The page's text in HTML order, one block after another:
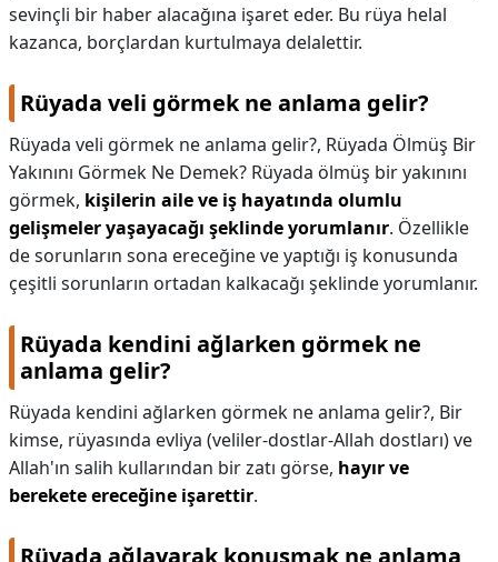
sevinçli bir haber alacağına işaret eder. Bu rüya helal
kazanca, borçlardan kurtulmaya delalettir.
Rüyada veli görmek ne anlama gelir?
Rüyada veli görmek ne anlama gelir?, Rüyada Ölmüş Bir
Yakınını Görmek Ne Demek? Rüyada ölmüş bir yakınını
görmek, kişilerin aile ve iş hayatında olumlu
gelişmeler yaşayacağı şeklinde yorumlanır. Özellikle
de sorunların sona ereceğine ve yaptığı iş konusunda
çeşitli sorunların ortadan kalkacağı şeklinde yorumlanır.
Rüyada kendini ağlarken görmek ne
anlama gelir?
Rüyada kendini ağlarken görmek ne anlama gelir?, Bir
kimse, rüyasında evliya (veliler-dostlar-Allah dostları) ve
Allah'ın salih kullarından bir zatı görse, hayır ve
berekete ereceğine işarettir.
Rüyada ağlayarak konuşmak ne anlama